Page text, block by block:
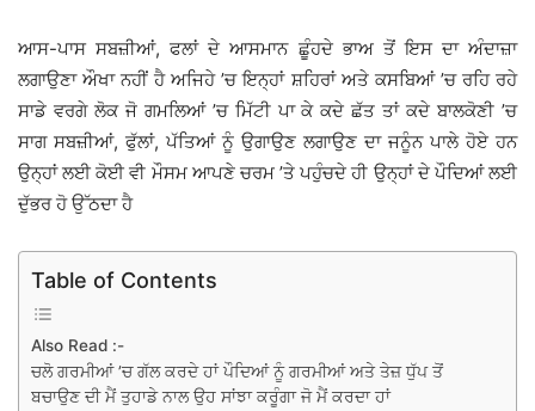
ਆਸ-ਪਾਸ ਸਬਜ਼ੀਆਂ, ਫਲਾਂ ਦੇ ਆਸਮਾਨ ਛੂੰਹਦੇ ਭਾਅ ਤੋਂ ਇਸ ਦਾ ਅੰਦਾਜ਼ਾ
ਲਗਾਉਣਾ ਔਖਾ ਨਹੀਂ ਹੈ ਅਜਿਹੇ ’ਚ ਇਨ੍ਹਾਂ ਸ਼ਹਿਰਾਂ ਅਤੇ ਕਸਬਿਆਂ ’ਚ ਰਹਿ ਰਹੇ
ਸਾਡੇ ਵਰਗੇ ਲੋਕ ਜੋ ਗਮਲਿਆਂ ’ਚ ਮਿੱਟੀ ਪਾ ਕੇ ਕਦੇ ਛੱਤ ਤਾਂ ਕਦੇ ਬਾਲਕੋਣੀ ’ਚ
ਸਾਗ ਸਬਜ਼ੀਆਂ, ਫੁੱਲਾਂ, ਪੱਤਿਆਂ ਨੂੰ ਉਗਾਉਣ ਲਗਾਉਣ ਦਾ ਜਨੂੰਨ ਪਾਲੇ ਹੋਏ ਹਨ
ਉਨ੍ਹਾਂ ਲਈ ਕੋਈ ਵੀ ਮੌਸਮ ਆਪਣੇ ਚਰਮ ’ਤੇ ਪਹੁੰਚਦੇ ਹੀ ਉਨ੍ਹਾਂ ਦੇ ਪੌਦਿਆਂ ਲਈ
ਦੁੱਭਰ ਹੋ ਉੱਠਦਾ ਹੈ
Table of Contents
Also Read :-
ਚਲੋ ਗਰਮੀਆਂ ’ਚ ਗੱਲ ਕਰਦੇ ਹਾਂ ਪੌਦਿਆਂ ਨੂੰ ਗਰਮੀਆਂ ਅਤੇ ਤੇਜ਼ ਧੁੱਪ ਤੋਂ
ਬਚਾਉਣ ਦੀ ਮੈਂ ਤੁਹਾਡੇ ਨਾਲ ਉਹ ਸਾਂਝਾ ਕਰੂੰਗਾ ਜੋ ਮੈਂ ਕਰਦਾ ਹਾਂ